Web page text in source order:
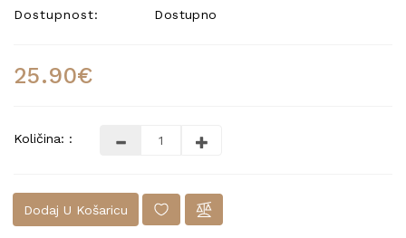
Dostupnost:
Dostupno
25.90€
Količina: :
Dodaj U Košaricu